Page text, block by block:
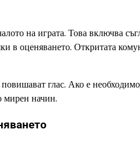
на играта. Това включва
в оценяването. Откритата
глас. Ако е
мирен начин.